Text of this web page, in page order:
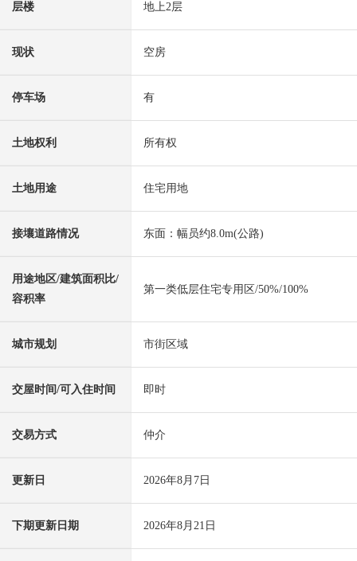
层楼 地上2层
现状 空房
停车场 有
土地权利 所有权
土地用途 住宅用地
接壤道路情况 东面：幅员约8.0m(公路)
用途地区/建筑面积比/
容积率
第一类低层住宅专用区/50%/100%
城市规划 市街区域
交屋时间/可入住时间 即时
交易方式 仲介
更新日 2026年8月7日
下期更新日期 2026年8月21日